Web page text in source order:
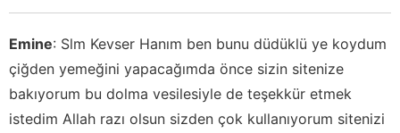
Emine: Slm Kevser Hanım ben bunu düdüklü ye koydum
çiğden yemeğini yapacağımda önce sizin sitenize
bakıyorum bu dolma vesilesiyle de teşekkür etmek
istedim Allah razı olsun sizden çok kullanıyorum sitenizi